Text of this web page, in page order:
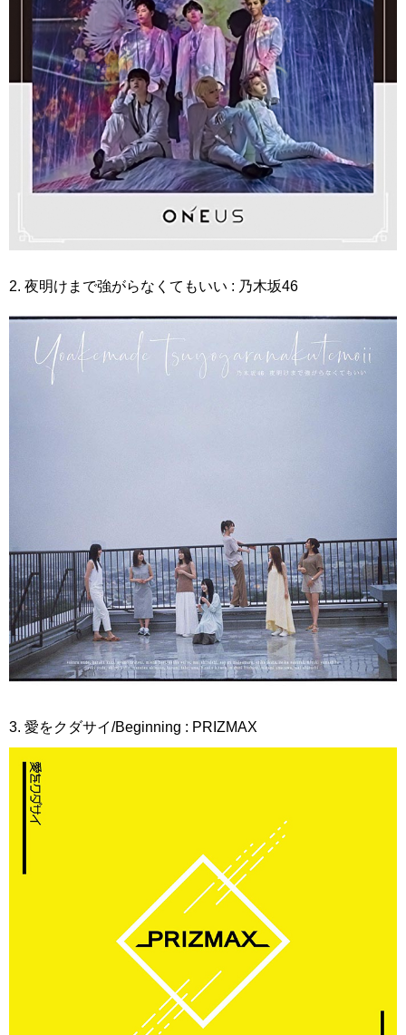
2. 夜明けまで強がらなくてもいい : 乃木坂46
3. 愛をクダサイ/Beginning : PRIZMAX